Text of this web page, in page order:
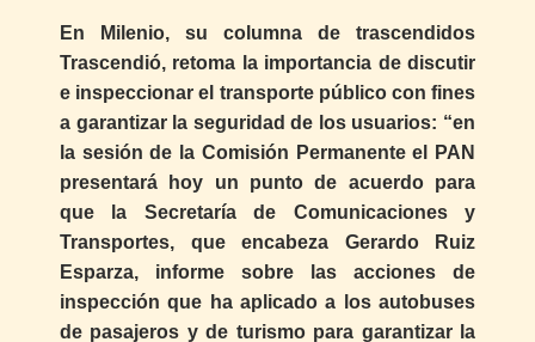
En Milenio, su columna de trascendidos
Trascendió, retoma la importancia de discutir
e inspeccionar el transporte público con fines
a garantizar la seguridad de los usuarios: “en
la sesión de la Comisión Permanente el PAN
presentará hoy un punto de acuerdo para
que la Secretaría de Comunicaciones y
Transportes, que encabeza Gerardo Ruiz
Esparza, informe sobre las acciones de
inspección que ha aplicado a los autobuses
de pasajeros y de turismo para garantizar la